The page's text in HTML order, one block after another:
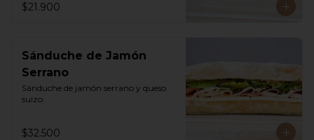
$21.900
Sánduche de Jamón
Serrano
Sánduche de jamón serrano y queso
suizo.
$32.500